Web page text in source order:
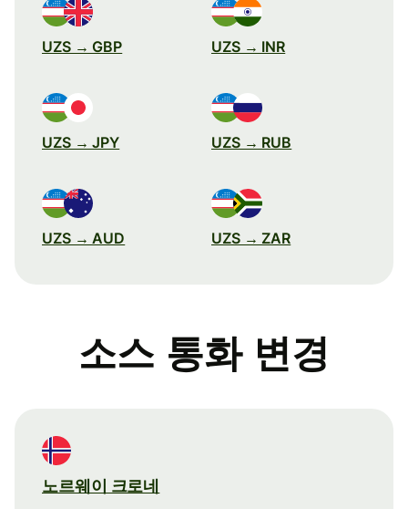
UZS → GBP UZS → INR
UZS → JPY UZS → RUB
UZS → AUD UZS → ZAR
소스 통화 변경
노르웨이 크로네